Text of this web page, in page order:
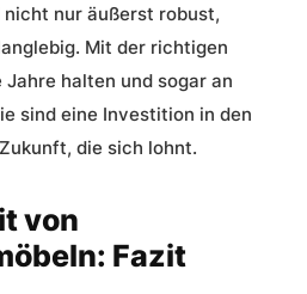
nur äußerst robust,
Mit der richtigen
halten und sogar an
sind eine Investition in den
die sich lohnt.
von
Fazit